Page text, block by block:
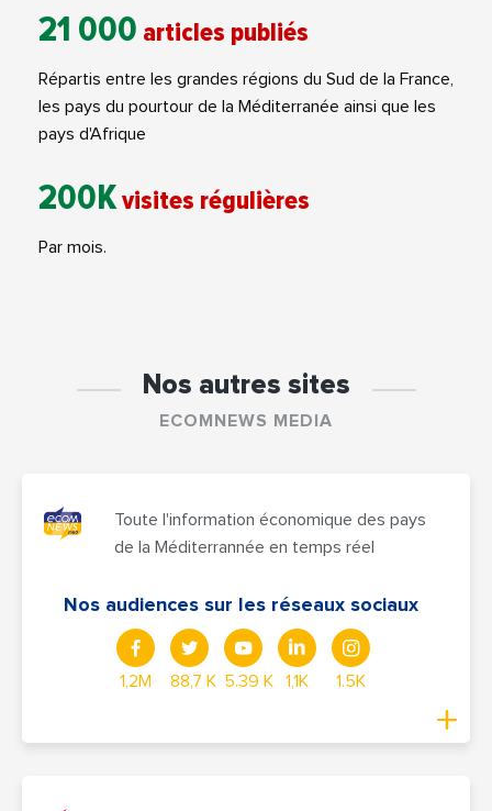
21 000 articles publiés
Répartis entre les grandes régions du Sud de la France,
les pays du pourtour de la Méditerranée ainsi que les
pays d'Afrique
200Kvisites régulières
Par mois.
Nos autres sites
ECOMNEWS MEDIA
Toute l'information économique des pays
de la Méditerrannée en temps réel
Nos audiences sur les réseaux sociaux
1,2M 88,7 K 5.39 K 1,1K 1.5K